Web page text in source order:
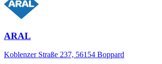
ARAL
Koblenzer Straße 237, 56154 Boppard